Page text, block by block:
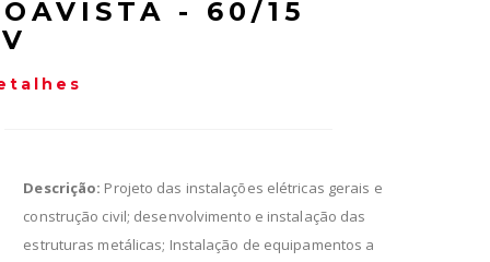
- 60/15
Descrição: Projeto das instalações elétricas gerais e
construção civil; desenvolvimento e instalação das
estruturas metálicas; Instalação de equipamentos a